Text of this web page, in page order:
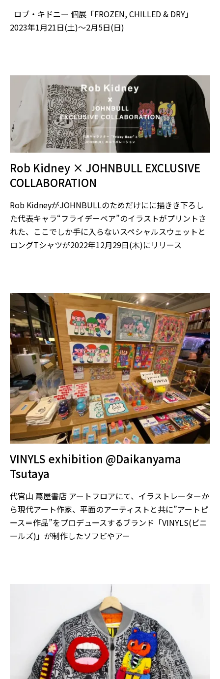
ロブ・キドニー 個展「FROZEN, CHILLED & DRY」
2023年1月21日(土)～2月5日(日)
Rob Kidney × JOHNBULL EXCLUSIVE
COLLABORATION
Rob KidneyがJOHNBULLのためだけにに描きき下ろし
た代表キャラ“フライデーベア”のイラストがプリントさ
れた、ここでしか手に入らないスペシャルスウェットと
ロングTシャツが2022年12月29日(木)にリリース
VINYLS exhibition @Daikanyama
Tsutaya
代官山 蔦屋書店 アートフロアにて、イラストレーターか
ら現代アート作家、平面のアーティストと共に”アートピ
ース＝作品”をプロデュースするブランド「VINYLS(ビニ
ールズ)」が制作したソフビやアー